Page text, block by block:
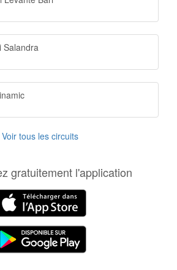
Voir tous les circuits
gratuitement l'application